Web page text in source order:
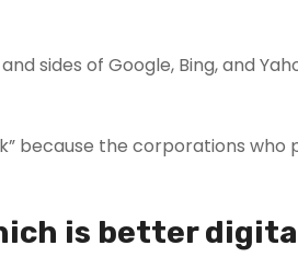
sides of Google, Bing, and
because the corporations
is better digital